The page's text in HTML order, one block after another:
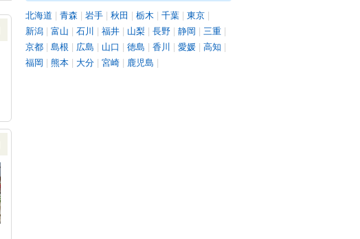
北海道 | 青森 | 岩手 | 秋田 | 栃木 | 千葉 | 東京 |
新潟 | 富山 | 石川 | 福井 | 山梨 | 長野 | 静岡 | 三重 |
京都 | 島根 | 広島 | 山口 | 徳島 | 香川 | 愛媛 | 高知 |
福岡 | 熊本 | 大分 | 宮崎 | 鹿児島 |